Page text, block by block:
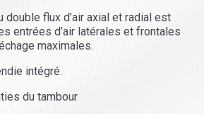
flux d’air axial et radial est
entrées d’air latérales et frontales
maximales.
intégré.
du tambour